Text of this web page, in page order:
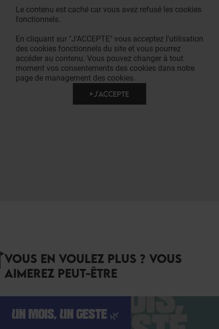
Le contenu est caché car vous avez refusé les cookies
fonctionnels.
En cliquant sur "J'ACCEPTE" vous acceptez l'utilisation
des cookies fonctionnels du site et vous pourrez
accéder au contenu. Vous pouvez changer à tout
moment vos consentements des cookies dans notre
page de management des cookies.
J'ACCEPTE
VOUS EN VOULEZ PLUS ? VOUS
AIMEREZ PEUT-ÊTRE
UN MOIS, UN GESTE 🌿